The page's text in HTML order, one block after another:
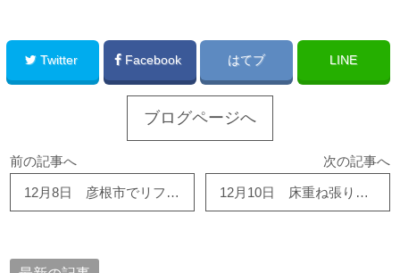
Twitter Facebook はてブ LINE
ブログページへ
前の記事へ
12月8日 彦根市でリフォームするなら、桃栗柿屋！
次の記事へ
12月10日 床重ね張り工事について